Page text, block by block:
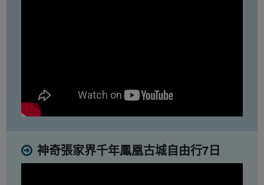
神奇張家界千年鳳凰古城自由行7日